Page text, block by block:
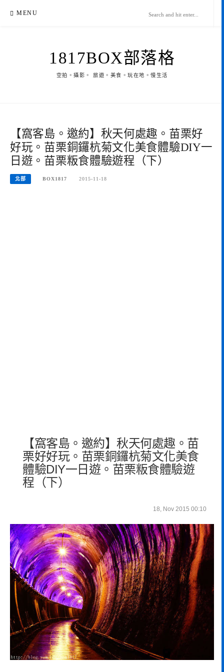
MENU
1817BOX部落格
空拍。攝影。 旅遊。美食。玩在地。慢生活
【窩客島。邀約】秋天何處趣。苗栗好
好玩。苗栗銅鑼杭菊文化美食體驗DIY一
日遊。苗栗粄食體驗遊程（下）
北部 BOX1817 2015-11-18
【窩客島。邀約】秋天何處趣。苗
栗好好玩。苗栗銅鑼杭菊文化美食
體驗DIY一日遊。苗栗粄食體驗遊
程（下）
18, Nov 2015 00:10